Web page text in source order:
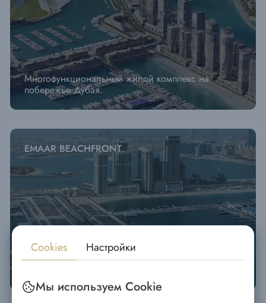
Многофункциональный жилой комплекс на
побережье Дубая.
EMAAR BEACHFRONT
Престижный район на набережной в северной
Cookies Настройки
Мы используем Cookie